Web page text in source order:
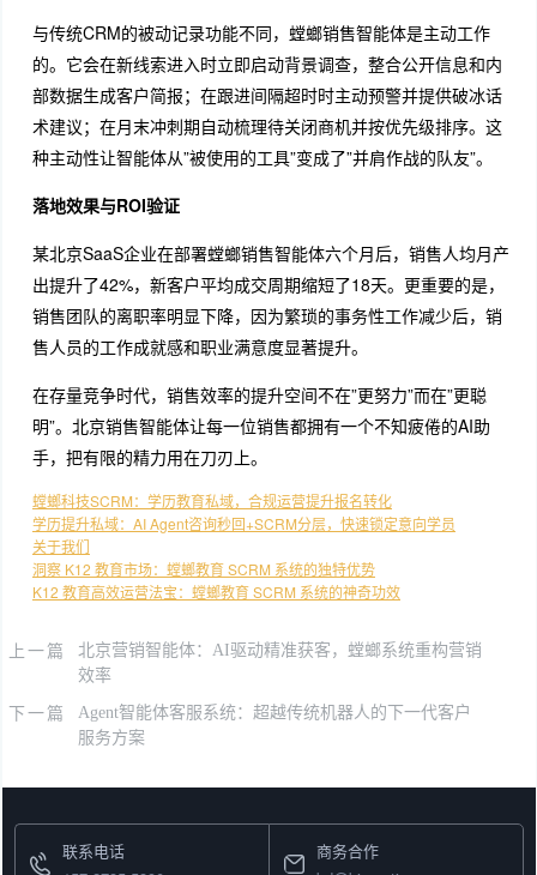
与传统CRM的被动记录功能不同，螳螂销售智能体是主动工作
的。它会在新线索进入时立即启动背景调查，整合公开信息和内
部数据生成客户简报；在跟进间隔超时时主动预警并提供破冰话
术建议；在月末冲刺期自动梳理待关闭商机并按优先级排序。这
种主动性让智能体从”被使用的工具”变成了”并肩作战的队友”。
落地效果与ROI验证
某北京SaaS企业在部署螳螂销售智能体六个月后，销售人均月产
出提升了42%，新客户平均成交周期缩短了18天。更重要的是，
销售团队的离职率明显下降，因为繁琐的事务性工作减少后，销
售人员的工作成就感和职业满意度显著提升。
在存量竞争时代，销售效率的提升空间不在”更努力”而在”更聪
明”。北京销售智能体让每一位销售都拥有一个不知疲倦的AI助
手，把有限的精力用在刀刃上。
螳螂科技SCRM：学历教育私域，合规运营提升报名转化
学历提升私域：AI Agent咨询秒回+SCRM分层，快速锁定意向学员
关于我们
洞察 K12 教育市场：螳螂教育 SCRM 系统的独特优势
K12 教育高效运营法宝：螳螂教育 SCRM 系统的神奇功效
上一篇
北京营销智能体：AI驱动精准获客，螳螂系统重构营销
效率
下一篇
Agent智能体客服系统：超越传统机器人的下一代客户
服务方案
联系电话
商务合作